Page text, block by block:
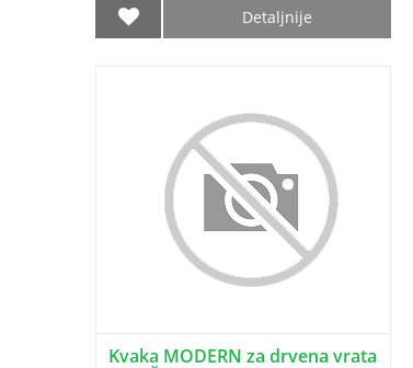
Detaljnije
Kvaka MODERN za drvena vrata